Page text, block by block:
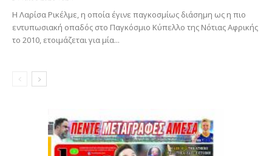
Η Λαρίσα Ρικέλμε, η οποία έγινε παγκοσμίως διάσημη ως η πιο
εντυπωσιακή οπαδός στο Παγκόσμιο Κύπελλο της Νότιας Αφρικής
το 2010, ετοιμάζεται για μία...